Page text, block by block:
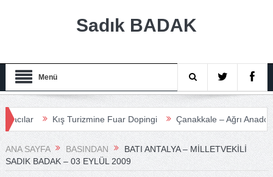
Sadık BADAK
Menü
Kış Turizmine Fuar Dopingi Çanakkale – Ağrı Anadolu
ANA SAYFA BASINDAN
BATI ANTALYA – MILLETVEKILI
SADIK BADAK – 03 EYLÜL 2009